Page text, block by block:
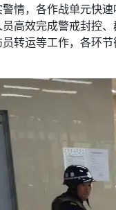
情，各作战单元快速
高效完成警戒封控
转运等工作，各环